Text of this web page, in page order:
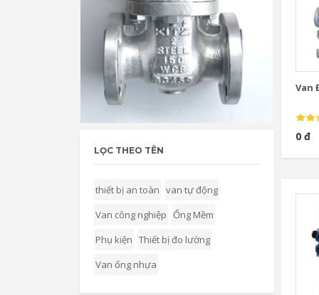
Van
0 đ
LỌC THEO TÊN
thiết bị an toàn van tự động
Van công nghiệp Ống Mềm
Phụ kiện Thiết bị đo lường
Van ống nhựa